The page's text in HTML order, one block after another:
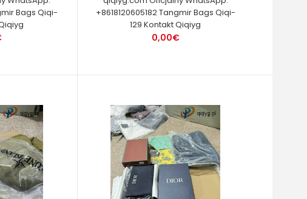
Bags Qiqi-
+8618120605182 Tangmir Bags Qiqi-
129 Kontakt Qiqiyg
0,00€